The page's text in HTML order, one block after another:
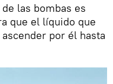
las bombas es
que el líquido que
por él hasta